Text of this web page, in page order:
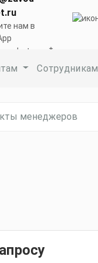
нам в
Сотрудникам
менеджеров